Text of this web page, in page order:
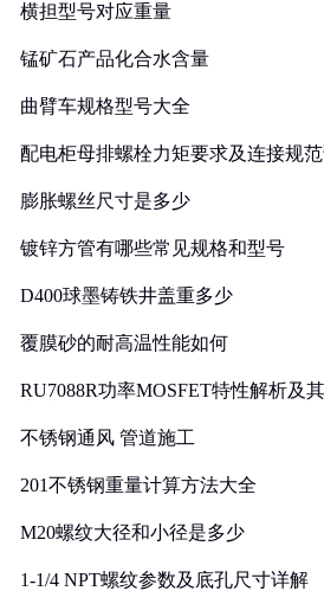
横担型号对应重量
锰矿石产品化合水含量
曲臂车规格型号大全
配电柜母排螺栓力矩要求及连接规
膨胀螺丝尺寸是多少
镀锌方管有哪些常见规格和型号
D400球墨铸铁井盖重多少
覆膜砂的耐高温性能如何
RU7088R功率MOSFET特性解析及
不锈钢通风 管道施工
201不锈钢重量计算方法大全
M20螺纹大径和小径是多少
1-1/4 NPT螺纹参数及底孔尺寸详解